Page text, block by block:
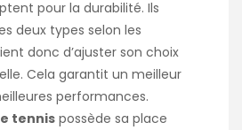
pour la durabilité. Ils
deux types selon les
donc d’ajuster son choix
Cela garantit un meilleur
performances.
tennis possède sa place